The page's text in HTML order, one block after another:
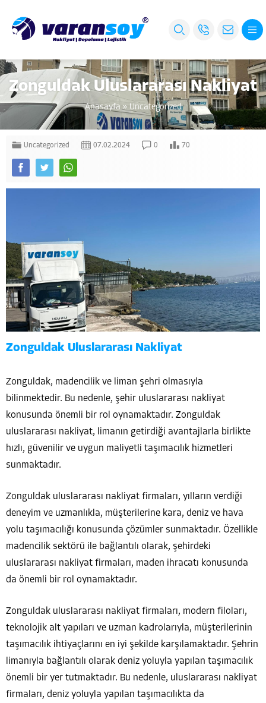
Zonguldak Uluslararası Nakliyat
Anasayfa» Uncategorized
Uncategorized 07.02.2024 0 70
Zonguldak Uluslararası Nakliyat
Zonguldak, madencilik ve liman şehri olmasıyla
bilinmektedir. Bu nedenle, şehir uluslararası nakliyat
konusunda önemli bir rol oynamaktadır. Zonguldak
uluslararası nakliyat, limanın getirdiği avantajlarla birlikte
hızlı, güvenilir ve uygun maliyetli taşımacılık hizmetleri
sunmaktadır.
Zonguldak uluslararası nakliyat firmaları, yılların verdiği
deneyim ve uzmanlıkla, müşterilerine kara, deniz ve hava
yolu taşımacılığı konusunda çözümler sunmaktadır. Özellikle
madencilik sektörü ile bağlantılı olarak, şehirdeki
uluslararası nakliyat firmaları, maden ihracatı konusunda
da önemli bir rol oynamaktadır.
Zonguldak uluslararası nakliyat firmaları, modern filoları,
teknolojik alt yapıları ve uzman kadrolarıyla, müşterilerinin
taşımacılık ihtiyaçlarını en iyi şekilde karşılamaktadır. Şehrin
limanıyla bağlantılı olarak deniz yoluyla yapılan taşımacılık
önemli bir yer tutmaktadır. Bu nedenle, uluslararası nakliyat
firmaları, deniz yoluyla yapılan taşımacılıkta da